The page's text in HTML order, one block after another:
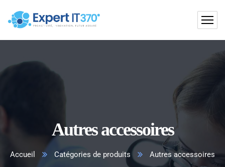
Autres accessoires
Accueil Catégories de produits Autres accessoires